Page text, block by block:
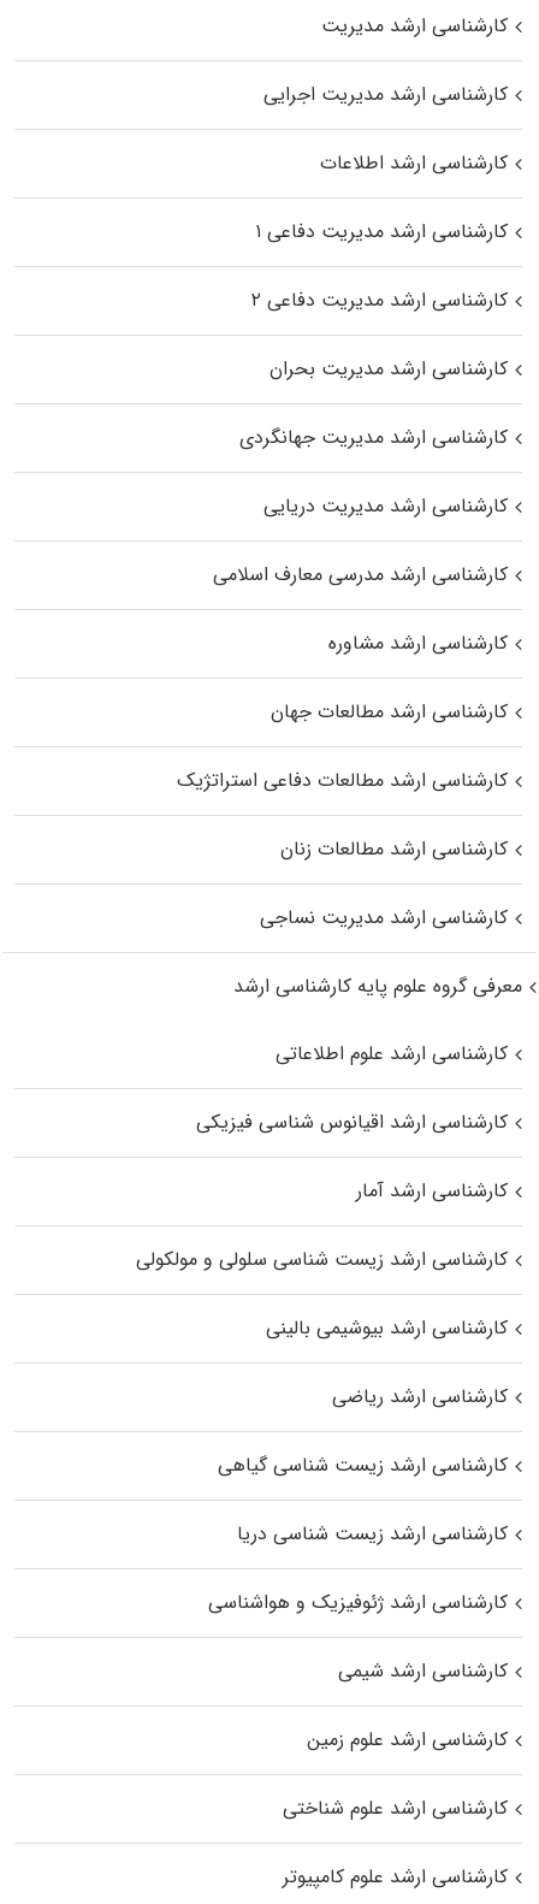
کارشناسی ارشد مدیریت
کارشناسی ارشد مدیریت اجرایی
کارشناسی ارشد اطلاعات
کارشناسی ارشد مدیریت دفاعی ۱
کارشناسی ارشد مدیریت دفاعی ۲
کارشناسی ارشد مدیریت بحران
کارشناسی ارشد مدیریت جهانگردی
کارشناسی ارشد مدیریت دریایی
کارشناسی ارشد مدرسی معارف اسلامی
کارشناسی ارشد مشاوره
کارشناسی ارشد مطالعات جهان
کارشناسی ارشد مطالعات دفاعی استراتژیک
کارشناسی ارشد مطالعات زنان
کارشناسی ارشد مدیریت نساجی
معرفی گروه علوم پایه کارشناسی ارشد
کارشناسی ارشد علوم اطلاعاتی
کارشناسی ارشد اقیانوس‌ شناسی فیزیکی
کارشناسی ارشد آمار
کارشناسی ارشد زیست شناسی سلولی و مولکولی
کارشناسی ارشد بیوشیمی بالینی
کارشناسی ارشد ریاضی
کارشناسی ارشد زیست‌ شناسی گیاهی
کارشناسی ارشد زیست‌ شناسی دریا
کارشناسی ارشد ژئوفیزیک و هواشناسی
کارشناسی ارشد شیمی
کارشناسی ارشد علوم زمین
کارشناسی ارشد علوم شناختی
کارشناسی ارشد علوم کامپیوتر